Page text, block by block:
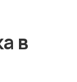
в